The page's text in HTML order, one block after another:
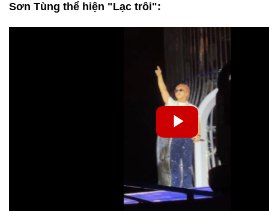
Sơn Tùng thể hiện "Lạc trôi":